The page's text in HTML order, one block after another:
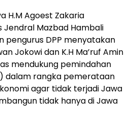
H.M Agoest Zakaria
Jendral Mazbad Hambali
pengurus DPP menyatakan
Jokowi dan K.H Ma’ruf Amin
mendukung pemindahan
dalam rangka pemerataan
agar tidak terjadi Jawa
tidak hanya di Jawa